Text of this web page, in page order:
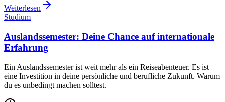
Weiterlesen
Studium
Auslandssemester: Deine Chance auf internationale
Erfahrung
Ein Auslandssemester ist weit mehr als ein Reiseabenteuer. Es ist
eine Investition in deine persönliche und berufliche Zukunft. Warum
du es unbedingt machen solltest.